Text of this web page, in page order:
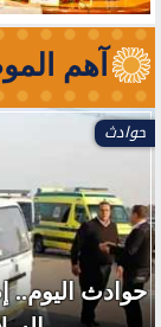
آهم
حوادث